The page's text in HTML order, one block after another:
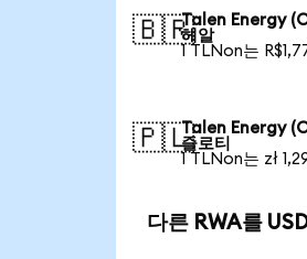
🇧🇷Talen Energy
헤알
1 TLNon는
🇵🇱Talen Energy
즐로티
1 TLNon는 zł
다른 RWA를